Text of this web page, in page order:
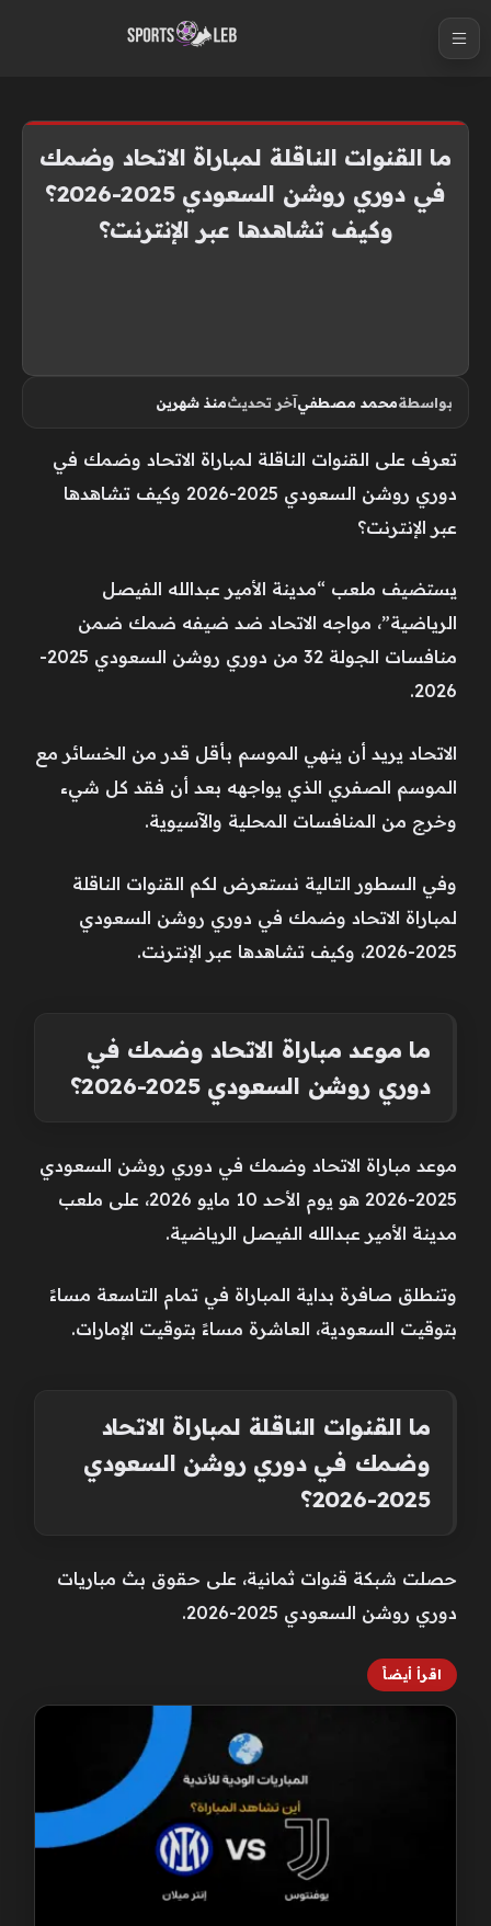
ما القنوات الناقلة لمباراة الاتحاد وضمك
في دوري روشن السعودي 2025-2026؟
وكيف تشاهدها عبر الإنترنت؟
بواسطةمحمد مصطفيآخر تحديثمنذ شهرين
تعرف على القنوات الناقلة لمباراة الاتحاد وضمك في
دوري روشن السعودي 2025-2026 وكيف تشاهدها
عبر الإنترنت؟
يستضيف ملعب “مدينة الأمير عبدالله الفيصل
الرياضية”، مواجه الاتحاد ضد ضيفه ضمك ضمن
منافسات الجولة 32 من دوري روشن السعودي 2025-
2026.
الاتحاد يريد أن ينهي الموسم بأقل قدر من الخسائر مع
الموسم الصفري الذي يواجهه بعد أن فقد كل شيء
وخرج من المنافسات المحلية والآسيوية.
وفي السطور التالية نستعرض لكم القنوات الناقلة
لمباراة الاتحاد وضمك في دوري روشن السعودي
2025-2026، وكيف تشاهدها عبر الإنترنت.
ما موعد مباراة الاتحاد وضمك في
دوري روشن السعودي 2025-2026؟
موعد مباراة الاتحاد وضمك في دوري روشن السعودي
2025-2026 هو يوم الأحد 10 مايو 2026، على ملعب
مدينة الأمير عبدالله الفيصل الرياضية.
وتنطلق صافرة بداية المباراة في تمام التاسعة مساءً
بتوقيت السعودية، العاشرة مساءً بتوقيت الإمارات.
ما القنوات الناقلة لمباراة الاتحاد
وضمك في دوري روشن السعودي
2025-2026؟
حصلت شبكة قنوات ثمانية، على حقوق بث مباريات
دوري روشن السعودي 2025-2026.
اقرأ أيضاً